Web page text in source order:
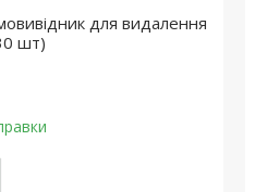
для видалення
шт)